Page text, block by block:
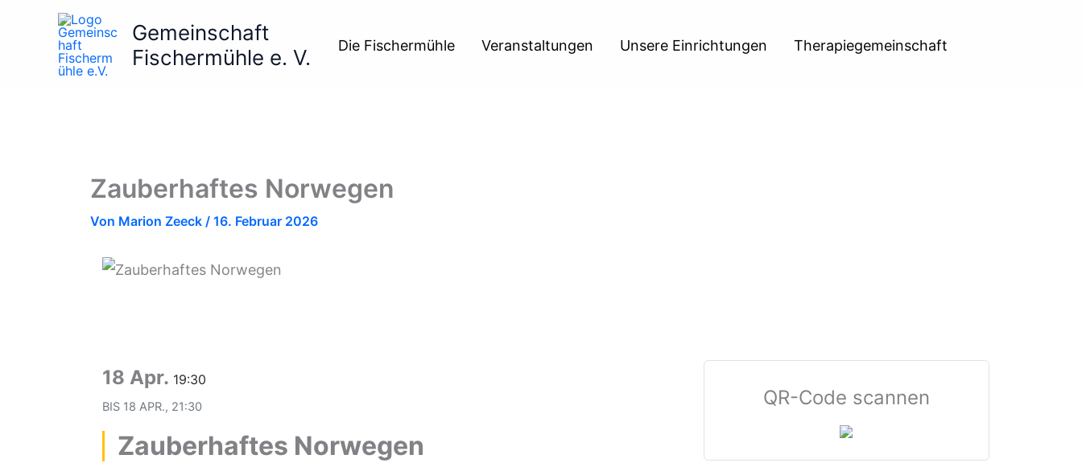
Gemeinschaft
Fischermühle e. V.
Die Fischermühle Veranstaltungen Unsere Einrichtungen Therapiegemeinschaft
Zauberhaftes Norwegen
Von Marion Zeeck / 16. Februar 2026
18 Apr. 19:30
BIS 18 APR., 21:30
Zauberhaftes Norwegen
QR-Code scannen